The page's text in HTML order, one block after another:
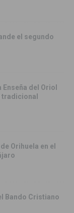
el segundo
del Oriol
tradicional
Orihuela en el
Bando Cristiano